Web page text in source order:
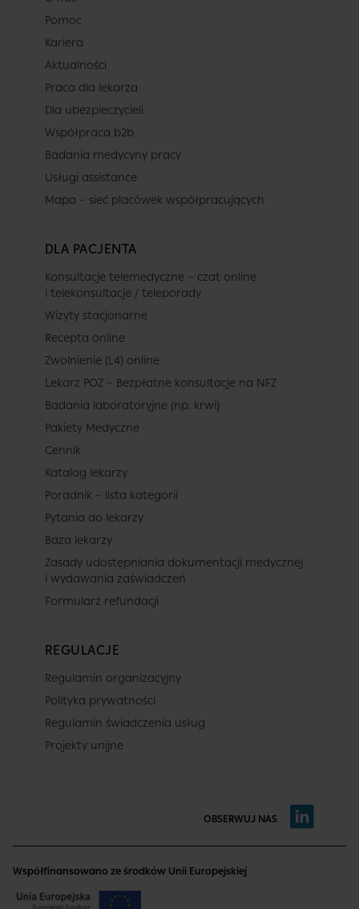
Pomoc
Kariera
Aktualności
Praca dla lekarza
Dla ubezpieczycieli
Współpraca b2b
Badania medycyny pracy
Usługi assistance
Mapa – sieć placówek współpracujących
DLA PACJENTA
Konsultacje telemedyczne – czat online
i telekonsultacje / teleporady
Wizyty stacjonarne
Recepta online
Zwolnienie (L4) online
Lekarz POZ – Bezpłatne konsultacje na NFZ
Badania laboratoryjne (np. krwi)
Pakiety Medyczne
Cennik
Katalog lekarzy
Poradnik – lista kategorii
Pytania do lekarzy
Baza lekarzy
Zasady udostępniania dokumentacji medycznej
i wydawania zaświadczeń
Formularz refundacji
REGULACJE
Regulamin organizacyjny
Polityka prywatności
Regulamin świadczenia usług
Projekty unijne
OBSERWUJ NAS
Współfinansowano ze środków Unii Europejskiej